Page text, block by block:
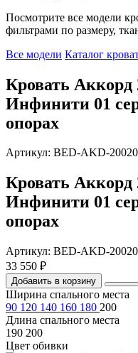
Посмотрите все модели
фильтрами по размеру,
Все модели Каталог
Кровать
Инфинити 01
опорах
Артикул: BED-AKD-
Кровать
Инфинити 01
опорах
Артикул: BED-AKD-
33 550 ₽
Добавить в корзину
Ширина спального места
90 120 140 160 180 200
Длина спального места
190 200
Цвет обивки